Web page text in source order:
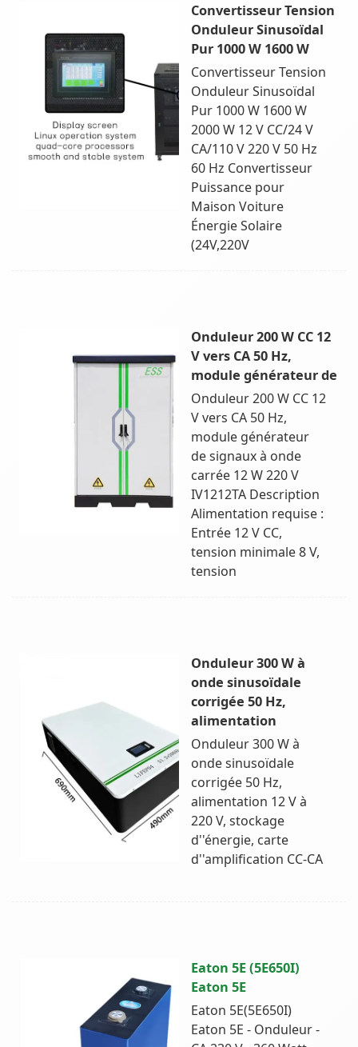
Convertisseur Tension
Onduleur Sinusoïdal
Pur 1000 W 1600 W
Convertisseur Tension
Onduleur Sinusoïdal
Pur 1000 W 1600 W
2000 W 12 V CC/24 V
CA/110 V 220 V 50 Hz
60 Hz Convertisseur
Puissance pour
Maison Voiture
Énergie Solaire
(24V,220V
Onduleur 200 W CC 12
V vers CA 50 Hz,
module générateur de
Onduleur 200 W CC 12
V vers CA 50 Hz,
module générateur
de signaux à onde
carrée 12 W 220 V
IV1212TA Description
Alimentation requise :
Entrée 12 V CC,
tension minimale 8 V,
tension
Onduleur 300 W à
onde sinusoïdale
corrigée 50 Hz,
alimentation
Onduleur 300 W à
onde sinusoïdale
corrigée 50 Hz,
alimentation 12 V à
220 V, stockage
d''énergie, carte
d''amplification CC-CA
Eaton 5E (5E650I)
Eaton 5E
Eaton 5E(5E650I)
Eaton 5E - Onduleur -